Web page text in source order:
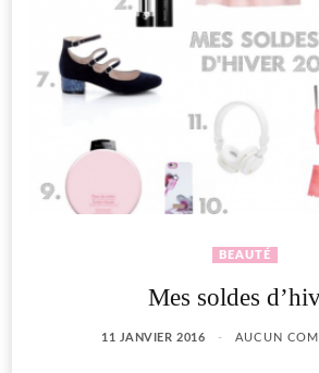
BEAUTÉ
Mes soldes
11 JANVIER 2016 AUCUN